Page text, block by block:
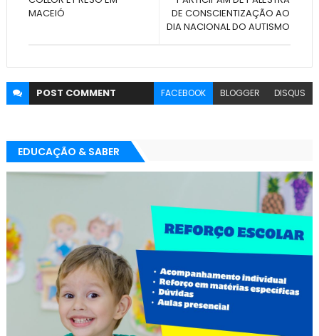
DE CONSCIENTIZAÇÃO AO
DIA NACIONAL DO AUTISMO
MACEIÓ
POST COMMENT FACEBOOK BLOGGER DISQUS
EDUCAÇÃO & SABER